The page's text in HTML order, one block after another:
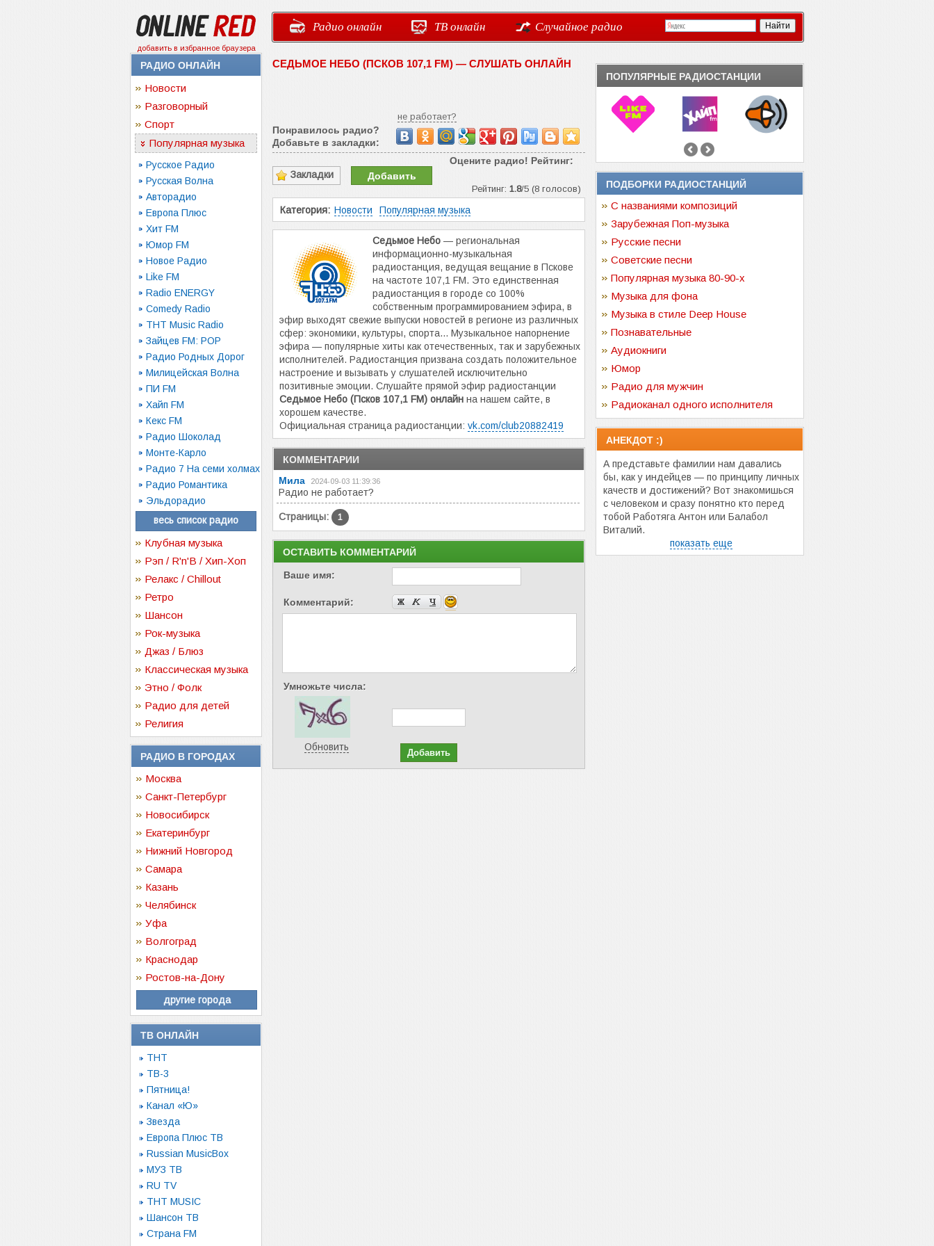
добавить в избранное браузера
Радио онлайн ТВ онлайн Случайное радио
РАДИО ОНЛАЙН
Новости
Разговорный
Спорт
Популярная музыка
Русское Радио
Русская Волна
Авторадио
Европа Плюс
Хит FM
Юмор FM
Новое Радио
Like FM
Radio ENERGY
Comedy Radio
ТНТ Music Radio
Зайцев FM: POP
Радио Родных Дорог
Милицейская Волна
ПИ FM
Хайп FM
Кекс FM
Радио Шоколад
Монте-Карло
Радио 7 На семи холмах
Радио Романтика
Эльдорадио
весь список радио
Клубная музыка
Рэп / R'n'B / Хип-Хоп
Релакс / Chillout
Ретро
Шансон
Рок-музыка
Джаз / Блюз
Классическая музыка
Этно / Фолк
Радио для детей
Религия
РАДИО В ГОРОДАХ
Москва
Санкт-Петербург
Новосибирск
Екатеринбург
Нижний Новгород
Самара
Казань
Челябинск
Уфа
Волгоград
Краснодар
Ростов-на-Дону
другие города
ТВ ОНЛАЙН
ТНТ
ТВ-3
Пятница!
Канал «Ю»
Звезда
Европа Плюс ТВ
Russian MusicBox
МУЗ ТВ
RU TV
ТНТ MUSIC
Шансон ТВ
Страна FM
СЕДЬМОЕ НЕБО (ПСКОВ 107,1 FM) — СЛУШАТЬ ОНЛАЙН
не работает?
Понравилось радио?
Добавьте в закладки:
Оцените радио! Рейтинг:
Рейтинг: 1.8/5 (8 голосов)
Закладки Добавить
Категория: Новости Популярная музыка
Седьмое Небо — региональная
информационно-музыкальная
радиостанция, ведущая вещание в Пскове
на частоте 107,1 FM. Это единственная
радиостанция в городе со 100%
собственным программированием эфира, в
эфир выходят свежие выпуски новостей в регионе из различных
сфер: экономики, культуры, спорта... Музыкальное напорнение
эфира — популярные хиты как отечественных, так и зарубежных
исполнителей. Радиостанция призвана создать положительное
настроение и вызывать у слушателей исключительно
позитивные эмоции. Слушайте прямой эфир радиостанции
Седьмое Небо (Псков 107,1 FM) онлайн на нашем сайте, в
хорошем качестве.
Официальная страница радиостанции: vk.com/club20882419
КОММЕНТАРИИ
Мила
2024-09-03 11:39:36
Радио не работает?
Страницы: 1
ОСТАВИТЬ КОММЕНТАРИЙ
Ваше имя:
Комментарий:
Умножьте числа:
Обновить
ПОПУЛЯРНЫЕ РАДИОСТАНЦИИ
ПОДБОРКИ РАДИОСТАНЦИЙ
С названиями композиций
Зарубежная Поп-музыка
Русские песни
Советские песни
Популярная музыка 80-90-х
Музыка для фона
Музыка в стиле Deep House
Познавательные
Аудиокниги
Юмор
Радио для мужчин
Радиоканал одного исполнителя
АНЕКДОТ :)
А представьте фамилии нам давались
бы, как у индейцев — по принципу личных
качеств и достижений? Вот знакомишься
с человеком и сразу понятно кто перед
тобой Работяга Антон или Балабол
Виталий.
показать еще